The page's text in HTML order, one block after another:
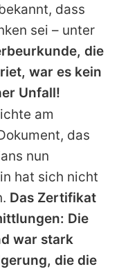
dass
sei – unter
die
war es kein
Unfall!
am
das
nun
hat sich nicht
Das Zertifikat
Die
war stark
die die